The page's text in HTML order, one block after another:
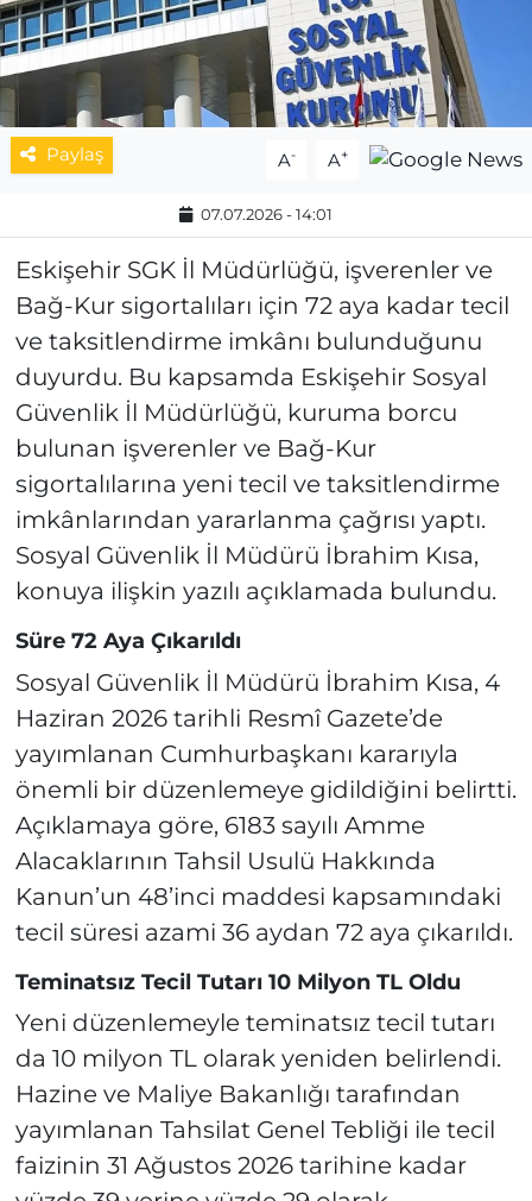
Paylaş A- A+
07.07.2026 - 14:01
Eskişehir SGK İl Müdürlüğü, işverenler ve
Bağ-Kur sigortalıları için 72 aya kadar tecil
ve taksitlendirme imkânı bulunduğunu
duyurdu. Bu kapsamda Eskişehir Sosyal
Güvenlik İl Müdürlüğü, kuruma borcu
bulunan işverenler ve Bağ-Kur
sigortalılarına yeni tecil ve taksitlendirme
imkânlarından yararlanma çağrısı yaptı.
Sosyal Güvenlik İl Müdürü İbrahim Kısa,
konuya ilişkin yazılı açıklamada bulundu.
Süre 72 Aya Çıkarıldı
Sosyal Güvenlik İl Müdürü İbrahim Kısa, 4
Haziran 2026 tarihli Resmî Gazete’de
yayımlanan Cumhurbaşkanı kararıyla
önemli bir düzenlemeye gidildiğini belirtti.
Açıklamaya göre, 6183 sayılı Amme
Alacaklarının Tahsil Usulü Hakkında
Kanun’un 48’inci maddesi kapsamındaki
tecil süresi azami 36 aydan 72 aya çıkarıldı.
Teminatsız Tecil Tutarı 10 Milyon TL Oldu
Yeni düzenlemeyle teminatsız tecil tutarı
da 10 milyon TL olarak yeniden belirlendi.
Hazine ve Maliye Bakanlığı tarafından
yayımlanan Tahsilat Genel Tebliği ile tecil
faizinin 31 Ağustos 2026 tarihine kadar